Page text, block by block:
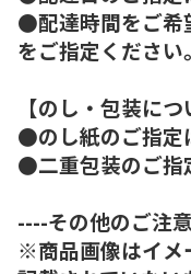
●配達時間をご希
をご指定ください。
【のし・包装につ
●のし紙のご指定
●二重包装のご指
----その他のご注
※商品画像はイメ